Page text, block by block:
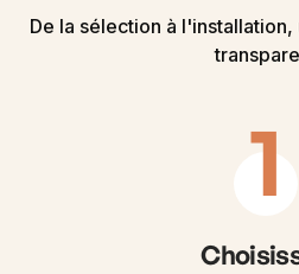
De la sélection à
1